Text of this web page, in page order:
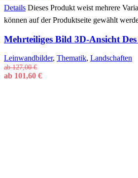
Details Dieses Produkt weist mehrere
können auf der Produktseite gewählt
Mehrteiliges Bild 3D-Ansicht
Leinwandbilder, Thematik, Landschaften
ab127,00€
ab 101,60 €